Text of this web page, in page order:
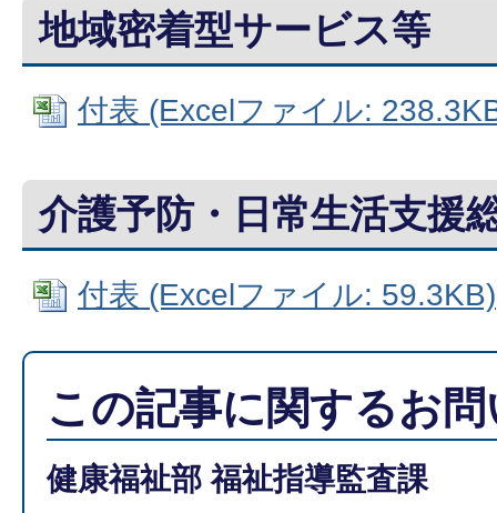
地域密着型サービス等
付表 (Excelファイル:
介護予防・日常生活支援
付表 (Excelファイル: 59.3KB)
この記事に関するお
健康福祉部 福祉指導監査課